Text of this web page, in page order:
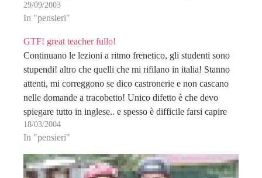
Vorrà dire…
29/09/2003
In "pensieri"
GTF! great teacher fullo!
Continuano le lezioni a ritmo frenetico, gli studenti sono
stupendi! altro che quelli che mi rifilano in italia! Stanno
attenti, mi correggono se dico castronerie e non cascano
nelle domande a tracobetto! Unico difetto è che devo
spiegare tutto in inglese.. e spesso è difficile farsi capire
(soprattutto per via…
18/03/2004
In "pensieri"